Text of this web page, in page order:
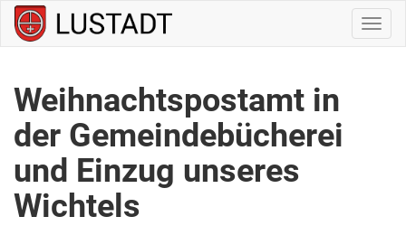
ein-/
Weihnachtspostamt in
der Gemeindebücherei
und Einzug unseres
Wichtels